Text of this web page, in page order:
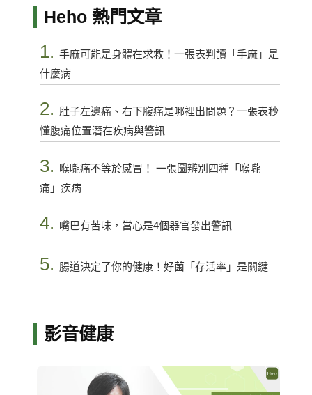
Heho 熱門文章
1. 手麻可能是身體在求救！一張表判讀「手麻」是
什麼病
2. 肚子左邊痛、右下腹痛是哪裡出問題？一張表秒
懂腹痛位置潛在疾病與警訊
3.
喉嚨痛不等於感冒！ 一張圖辨別四種「喉嚨
痛」疾病
4. 嘴巴有苦味，當心是4個器官發出警訊
5. 腸道決定了你的健康！好菌「存活率」是關鍵
影音健康